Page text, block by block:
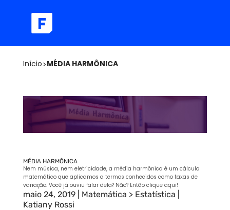
Início>MÉDIA HARMÔNICA
MÉDIA HARMÔNICA
Nem música, nem eletricidade, a média harmônica é um cálculo
matemático que aplicamos a termos conhecidos como taxas de
variação. Você já ouviu falar dela? Não? Então clique aqui!
maio 24, 2019 Matemática > Estatística
Katiany Rossi